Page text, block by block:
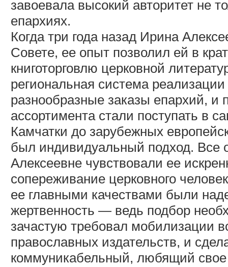
завоевала высокий авторитет не
епархиях.
Когда три года назад Ирина
Совете, ее опыт позволил ей в
книготорговлю церковной
региональная система
разнообразные заказы епархий, и
ассортимента стали поступать в
Камчатки до зарубежных
был индивидуальный подход. Все
Алексеевне чувствовали ее
сопереживание церковного
ее главными качествами были
жертвенность — ведь подбор
зачастую требовал мобилизации
православных издательств, и
коммуникабельный, любящий